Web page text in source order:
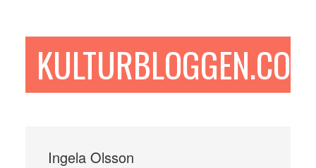
sidofältetKULTURBLOGGEN.COM
Ingela Olsson